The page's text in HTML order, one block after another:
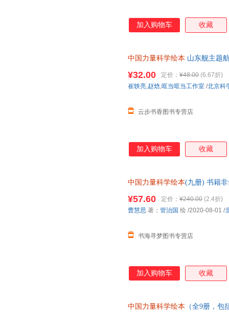
加入购物车 收藏
中国力量科学绘本 山东舰主题
¥32.00 定价： ¥48.00 (6.67折)
云步书香图书专营店
崔轶亮,赵焓,哐当哐当工作室 /北京科
加入购物车 收藏
中国力量科学绘本(九册) 书籍
¥57.60 定价： ¥240.00 (2.4折)
书海寻梦图书专营店
曹慧思 著； 管治国 绘 /2020-08-01 /
加入购物车 收藏
中国力量科学绘本 （全9册，包